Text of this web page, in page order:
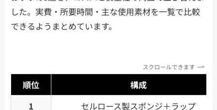
した。実費・所要時間・主な使用素材を一覧で比較
できるようまとめています。
スクロールできます
順位
構成
1
セルロース製スポンジ＋ラップ